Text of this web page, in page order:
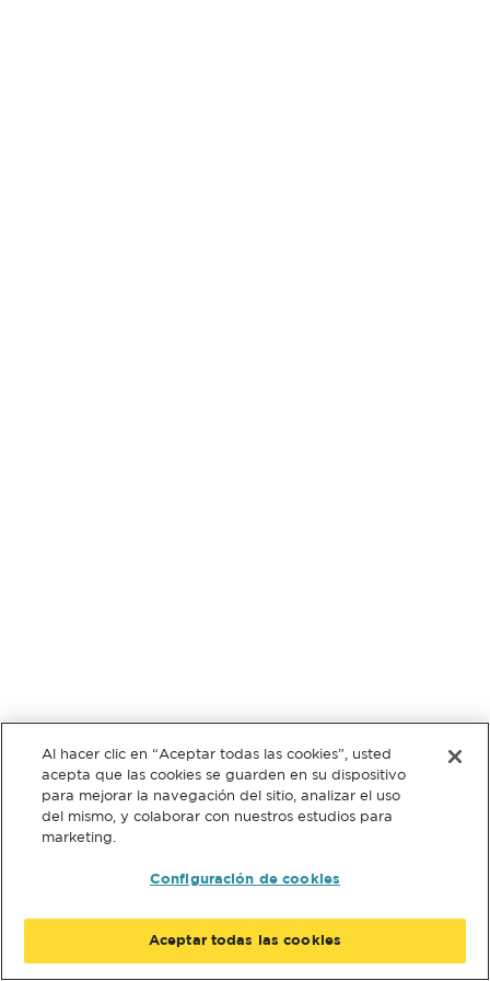
Al hacer clic en “Aceptar todas las cookies”, usted
acepta que las cookies se guarden en su dispositivo
para mejorar la navegación del sitio, analizar el uso
del mismo, y colaborar con nuestros estudios para
marketing.
Configuración de cookies
Aceptar todas las cookies